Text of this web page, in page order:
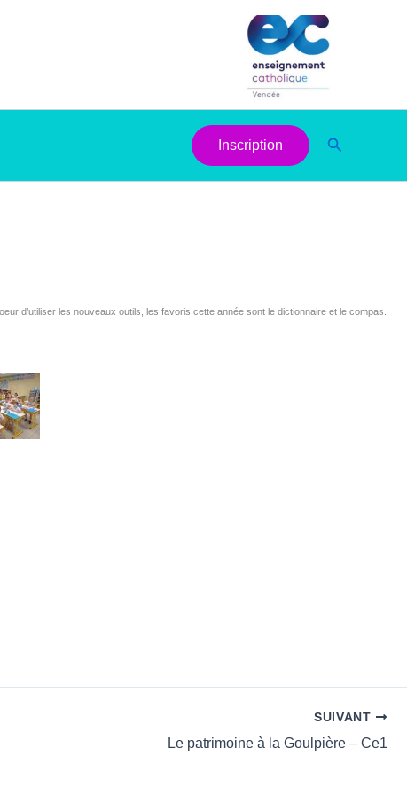
Inscription
d’utiliser les nouveaux outils, les favoris cette année sont le dictionnaire et le compas.
SUIVANT
Le patrimoine à la Goulpière – Ce1